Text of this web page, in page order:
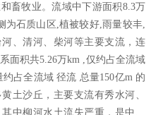
畜牧业。流域中下游面积8.3万
为石质山区,植被较好,雨量较丰,
、清河、柴河等主要支流，连
面积共5.26万km ,仅约占全流域
约占全流域 径流 总量150亿m 的
土沙丘，主要支流有秀水河、
中柳河水土流失严重，是中、